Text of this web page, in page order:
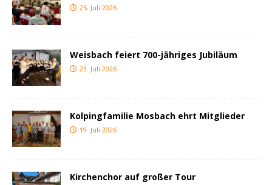
25. Juli 2026
Weisbach feiert 700-jähriges Jubiläum
23. Juli 2026
Kolpingfamilie Mosbach ehrt Mitglieder
19. Juli 2026
Kirchenchor auf großer Tour